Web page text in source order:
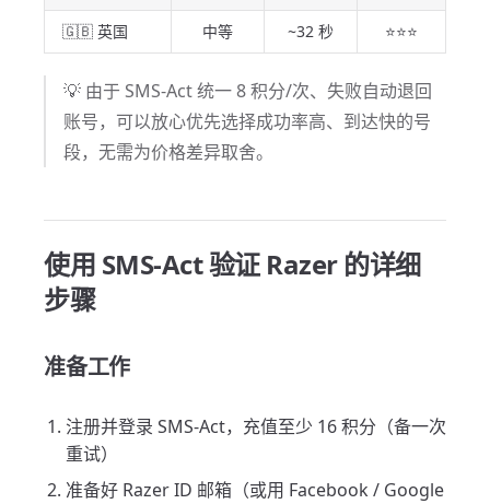
🇬🇧 英国 中等 ~32 秒 ⭐⭐⭐
💡 由于 SMS-Act 统一 8 积分/次、失败自动退回
账号，可以放心优先选择成功率高、到达快的号
段，无需为价格差异取舍。
使用 SMS-Act 验证 Razer 的详细
步骤
准备工作
注册并登录 SMS-Act，充值至少 16 积分（备一次
重试）
准备好 Razer ID 邮箱（或用 Facebook / Google